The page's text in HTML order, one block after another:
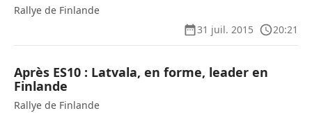
Rallye de Finlande
31 juil. 2015
20:21
Après ES10 : Latvala, en forme, leader en
Finlande
Rallye de Finlande